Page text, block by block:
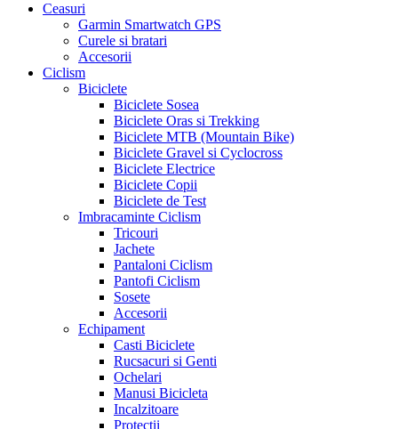
Ceasuri
Garmin Smartwatch GPS
Curele si bratari
Accesorii
Ciclism
Biciclete
Biciclete Sosea
Biciclete Oras si Trekking
Biciclete MTB (Mountain Bike)
Biciclete Gravel si Cyclocross
Biciclete Electrice
Biciclete Copii
Biciclete de Test
Imbracaminte Ciclism
Tricouri
Jachete
Pantaloni Ciclism
Pantofi Ciclism
Sosete
Accesorii
Echipament
Casti Biciclete
Rucsacuri si Genti
Ochelari
Manusi Bicicleta
Incalzitoare
Protectii